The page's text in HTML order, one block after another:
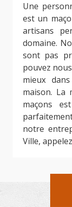
Une
est un
artisans
domaine.
sont pas
pouvez
mieux
maison. La
maçons
notre
Ville,